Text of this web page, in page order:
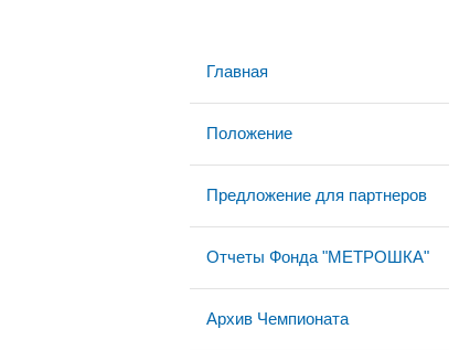
Главная
Положение
Предложение для партнеров
Отчеты Фонда "МЕТРОШКА"
Архив Чемпионата